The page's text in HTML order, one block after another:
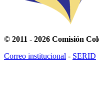
© 2011 - 2026 Comisión
Correo institucional - SERID